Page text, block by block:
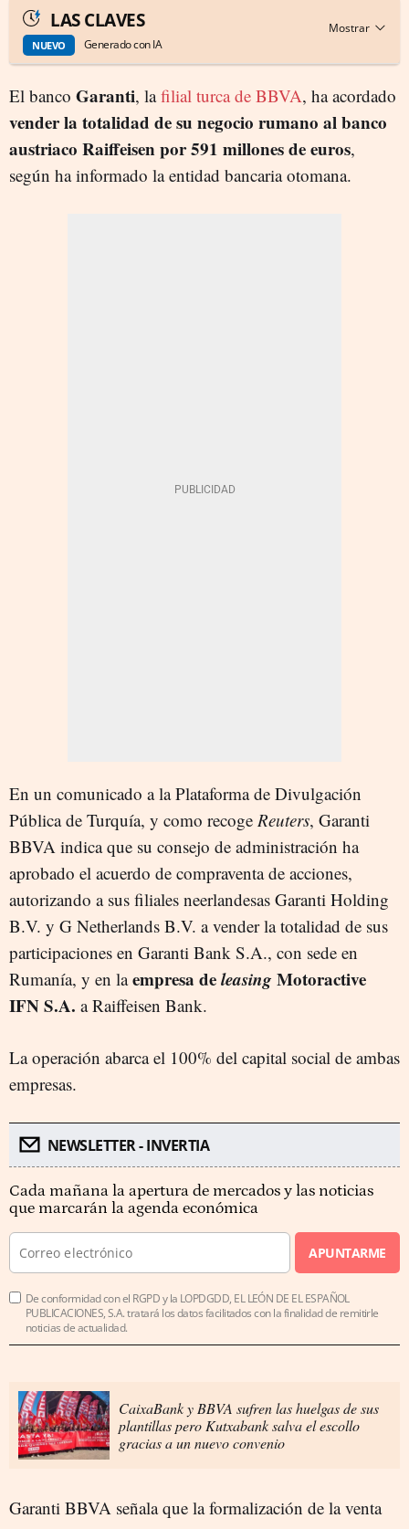
LAS CLAVES
NUEVO Generado con IA
El banco Garanti, lafilial turca de BBVA, ha acordado
vender la totalidad de su negocio rumano al banco
austriaco Raiffeisen por 591 millones de euros,
según ha informado la entidad bancaria otomana.
En un comunicado a la Plataforma de Divulgación
Pública de Turquía, y como recoge Reuters, Garanti
BBVA indica que su consejo de administración ha
aprobado el acuerdo de compraventa de acciones,
autorizando a sus filiales neerlandesas Garanti Holding
B.V. y G Netherlands B.V. a vender la totalidad de sus
participaciones en Garanti Bank S.A., con sede en
Rumanía, y en laempresa deleasing Motoractive
IFN S.A. a Raiffeisen Bank.
La operación abarca el 100% del capital social de ambas
empresas.
NEWSLETTER - INVERTIA
Cada mañana la apertura de mercados y las noticias
que marcarán la agenda económica
APUNTARME
De conformidad con el RGPD y la LOPDGDD, EL LEÓN DE EL ESPAÑOL
PUBLICACIONES, S.A. tratará los datos facilitados con la finalidad de remitirle
noticias de actualidad.
CaixaBank y BBVA sufren las huelgas de sus
plantillas pero Kutxabank salva el escollo
gracias a un nuevo convenio
Garanti BBVA señala que la formalización de la venta